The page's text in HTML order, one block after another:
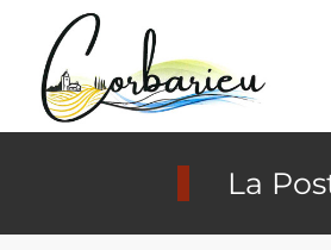
Aller au contenu principal
La
Panneau de gestion des cookies